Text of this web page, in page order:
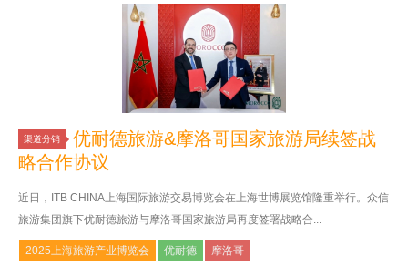
渠道分销
优耐德旅游&摩洛哥国家旅游局续签战
略合作协议
近日，ITB CHINA上海国际旅游交易博览会在上海世博展览馆隆重举行。众信
旅游集团旗下优耐德旅游与摩洛哥国家旅游局再度签署战略合...
2025上海旅游产业博览会 优耐德 摩洛哥